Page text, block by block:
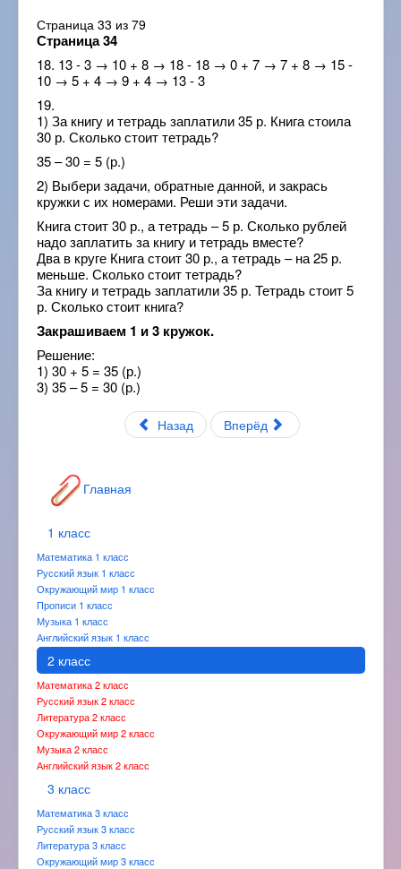
Страница 33 из 79
Страница 34
18. 13 - 3 → 10 + 8 → 18 - 18 → 0 + 7 → 7 + 8 → 15 -
10 → 5 + 4 → 9 + 4 → 13 - 3
19.
1) За книгу и тетрадь заплатили 35 р. Книга стоила
30 р. Сколько стоит тетрадь?
35 – 30 = 5 (р.)
2) Выбери задачи, обратные данной, и закрась
кружки с их номерами. Реши эти задачи.
Книга стоит 30 р., а тетрадь – 5 р. Сколько рублей
надо заплатить за книгу и тетрадь вместе?
Два в круге Книга стоит 30 р., а тетрадь – на 25 р.
меньше. Сколько стоит тетрадь?
За книгу и тетрадь заплатили 35 р. Тетрадь стоит 5
р. Сколько стоит книга?
Закрашиваем 1 и 3 кружок.
Решение:
1) 30 + 5 = 35 (р.)
3) 35 – 5 = 30 (р.)
Назад Вперёд
Главная
1 класс
Математика 1 класс
Русский язык 1 класс
Окружающий мир 1 класс
Прописи 1 класс
Музыка 1 класс
Английский язык 1 класс
2 класс
Математика 2 класс
Русский язык 2 класс
Литература 2 класс
Окружающий мир 2 класс
Музыка 2 класс
Английский язык 2 класс
3 класс
Математика 3 класс
Русский язык 3 класс
Литература 3 класс
Окружающий мир 3 класс